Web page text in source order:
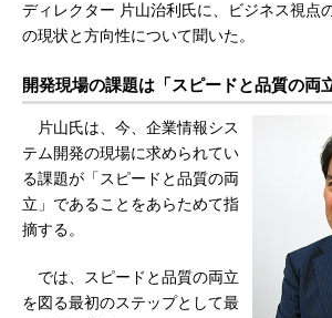
ディレクター 片山治利氏に、ビジネス視点
の現状と方向性について聞いた。
開発現場の課題は「スピードと品質の両
片山氏は、今、企業情報シス
テム開発の現場に求められてい
る課題が「スピードと品質の両
立」であることをあらためて指
摘する。
では、スピードと品質の両立
を図る最初のステップとして最